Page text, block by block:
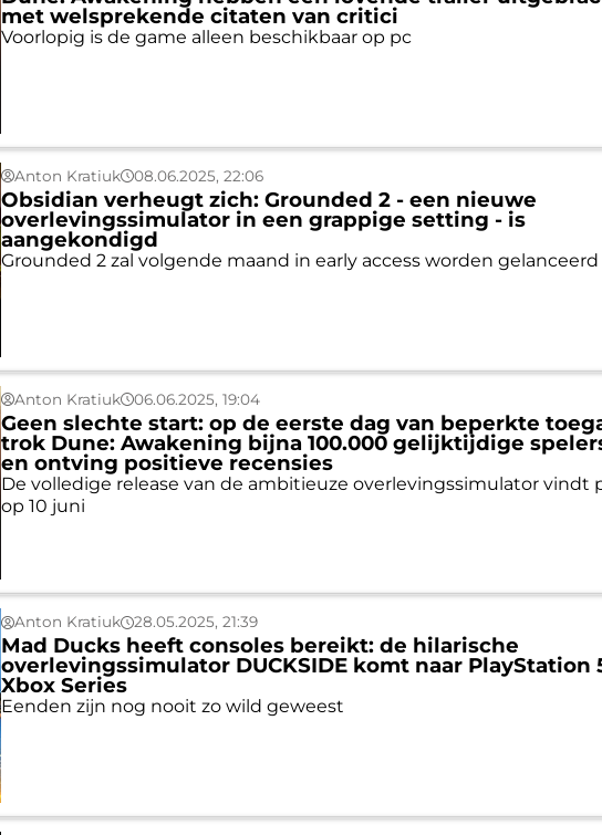
met welsprekende citaten van critici
Voorlopig is de game alleen beschikbaar op pc
Anton Kratiuk 08.06.2025, 22:06
Obsidian verheugt zich: Grounded 2 - een nieuwe
overlevingssimulator in een grappige setting - is
aangekondigd
Grounded 2 zal volgende maand in early access worden gelanceerd
Anton Kratiuk 06.06.2025, 19:04
Geen slechte start: op de eerste dag van beperkte
trok Dune: Awakening bijna 100.000 gelijktijdige
en ontving positieve recensies
De volledige release van de ambitieuze overlevingssimulator vindt
op 10 juni
Anton Kratiuk 28.05.2025, 21:39
Mad Ducks heeft consoles bereikt: de hilarische
overlevingssimulator DUCKSIDE komt naar PlayStation
Xbox Series
Eenden zijn nog nooit zo wild geweest